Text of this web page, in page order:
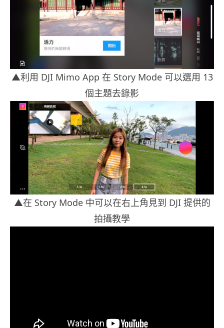
▲利用 DJI Mimo App 在 Story Mode 可以選用 13
個主題去錄影
▲在 Story Mode 中可以在右上角見到 DJI 提供的
拍攝教學